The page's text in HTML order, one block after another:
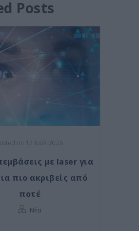
Posts
on 17 Ιούλ 2026
με laser για
πιο ακριβείς από
ποτέ
Νέα